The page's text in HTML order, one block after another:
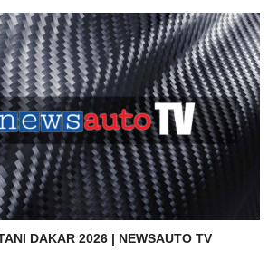
DAKAR 2026 | NEWSAUTO TV